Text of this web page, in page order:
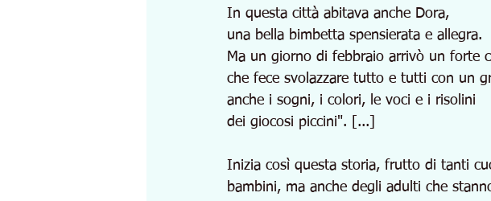
In questa città abitava anche Dora,
una bella bimbetta spensierata e allegra.
Ma un giorno di febbraio arrivò un forte
che fece svolazzare tutto e tutti con un
anche i sogni, i colori, le voci e i risolini
dei giocosi piccini". [...]
Inizia così questa storia, frutto di tanti
bambini, ma anche degli adulti che